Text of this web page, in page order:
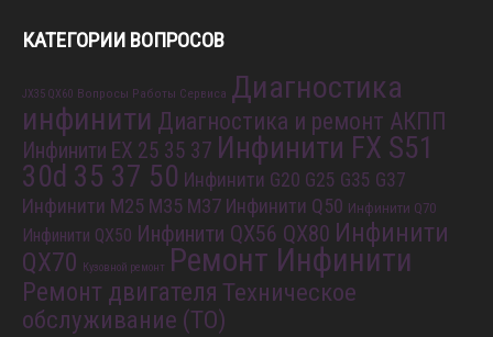
КАТЕГОРИИ ВОПРОСОВ
JX35 QX60 Вопросы Работы Сервиса Диагностика
инфинити Диагностика и ремонт АКПП
Инфинити EX 25 35 37 Инфинити FX S51
30d 35 37 50 Инфинити G20 G25 G35 G37
Инфинити M25 M35 M37 Инфинити Q50 Инфинити Q70
Инфинити QX50 Инфинити QX56 QX80 Инфинити
QX70
Кузовной ремонт Ремонт Инфинити
Ремонт двигателя Техническое
обслуживание (ТО)